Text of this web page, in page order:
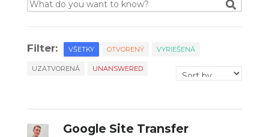
Filter: VŠETKY OTVORENÝ VYRIEŠENÁ
UZATVORENÁ UNANSWERED
Google Site Transfer